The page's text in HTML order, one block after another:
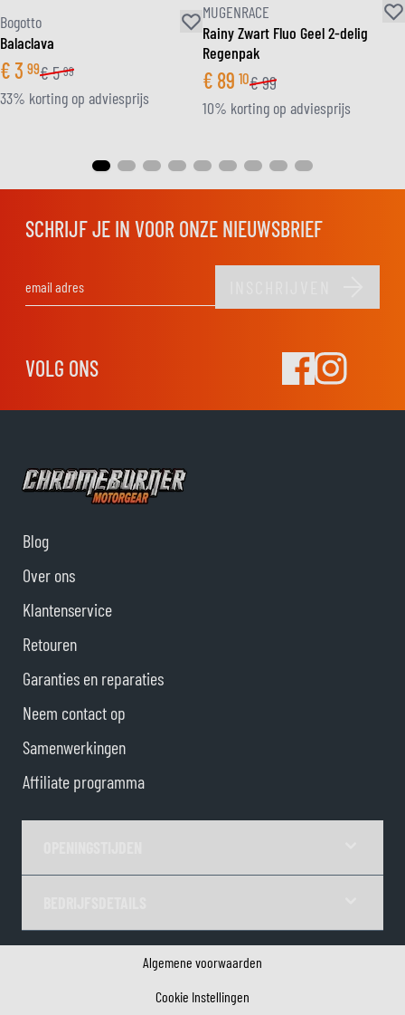
Bogotto
Balaclava
€3 99€5 99
33% korting op adviesprijs
MUGENRACE
Rainy Zwart Fluo Geel 2-delig
Regenpak
€ 89 10€99
10% korting op adviesprijs
SCHRIJF JE IN VOOR ONZE NIEUWSBRIEF
VOLG ONS
Blog
Over ons
Klantenservice
Retouren
Garanties en reparaties
Neem contact op
Samenwerkingen
Affiliate programma
Algemene voorwaarden
Cookie Instellingen